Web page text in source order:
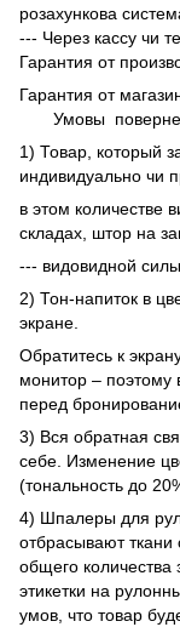
розахункова
--- Через кассу чи
Гарантия от
Гарантия от
Умовы
1) Товар, который
индивидуально чи
в этом количестве
складах, штор на
--- видовидной
2) Тон-напиток в
экране.
Обратитесь к
монитор – поэтому
перед
3) Вся обратная
себе. Изменение
(тональность до
4) Шпалеры для
отбрасывают ткани
общего количества
этикетки на
умов, что товар